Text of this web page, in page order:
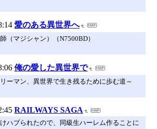
愛のある異世界へ
（マジシャン）（N7500BD）
俺の愛した異世界で
ーマン、異世界で生き残るために歩む道～
RAILWAYS SAGA
ハブられたので、同級生ハーレム作ることに